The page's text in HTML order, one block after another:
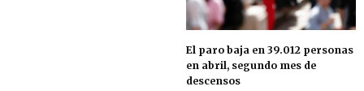
El paro baja en 39.012 personas
en abril, segundo mes de
descensos